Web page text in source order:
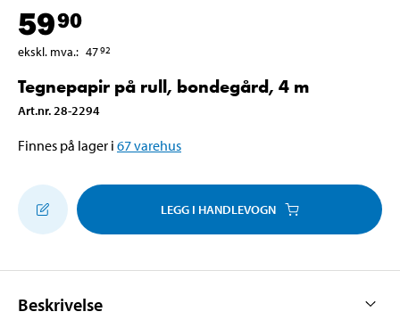
5990
ekskl. mva.: 4792
Tegnepapir på rull, bondegård, 4 m
Art.nr. 28-2294
Finnes på lager i 67varehus
LEGG I HANDLEVOGN
Beskrivelse